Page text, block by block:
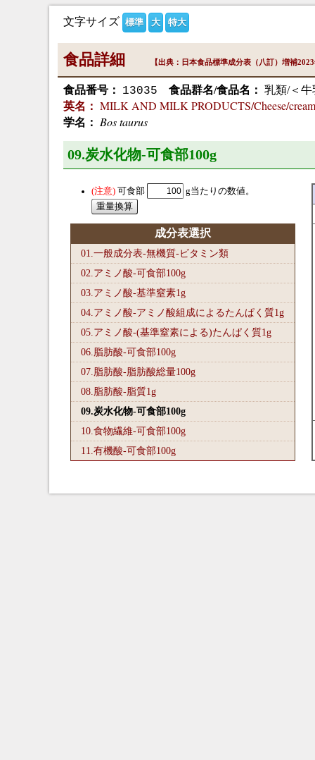
文字サイズ 標準 大 特大
食品詳細 【出典：日本食品標準成分表（八訂）増補
食品番号： 13035 食品群名/食品名： 乳類/＜
英名： MILK AND MILK PRODUCTS/Cheese/cream
学名： Bos taurus
09.炭水化物-可食部100g
可食部 g当たりの数値。
成分表選択
01.一般成分表-無機質-ビタミン類
02.アミノ酸-可食部100g
03.アミノ酸-基準窒素1g
04.アミノ酸-アミノ酸組成によるたんぱく質1g
05.アミノ酸-(基準窒素による)たんぱく質1g
06.脂肪酸-可食部100g
07.脂肪酸-脂肪酸総量100g
08.脂肪酸-脂質1g
09.炭水化物-可食部100g
10.食物繊維-可食部100g
11.有機酸-可食部100g